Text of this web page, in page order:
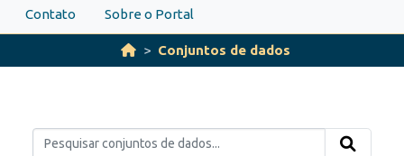
Contato Sobre o Portal
Conjuntos de dados